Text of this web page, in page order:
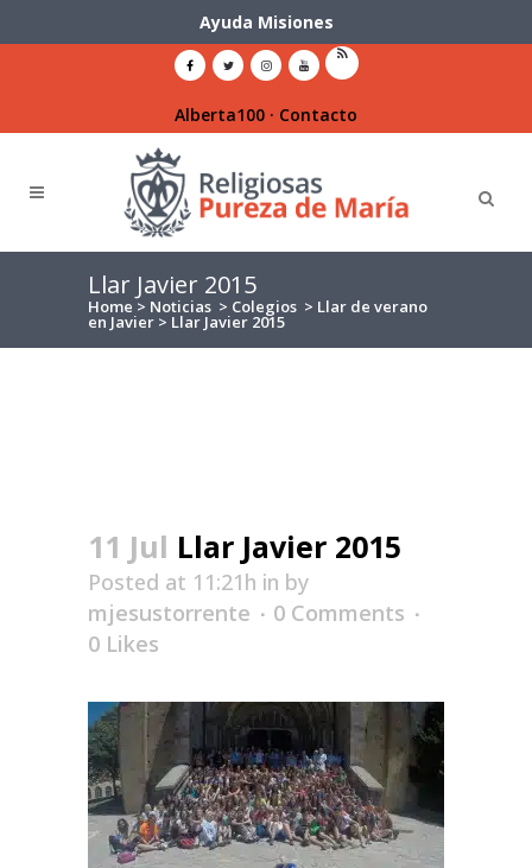
Ayuda Misiones
Alberta100 · Contacto
Llar Javier 2015
Home> Noticias > Colegios > Llar de verano
en Javier > Llar Javier 2015
11 Jul Llar Javier 2015
Posted at 11:21h in by
mjesustorrente
0 Comments
0 Likes